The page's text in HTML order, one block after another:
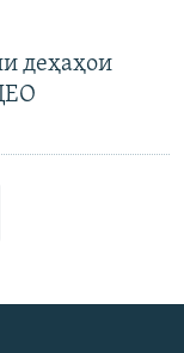
деҳаҳои